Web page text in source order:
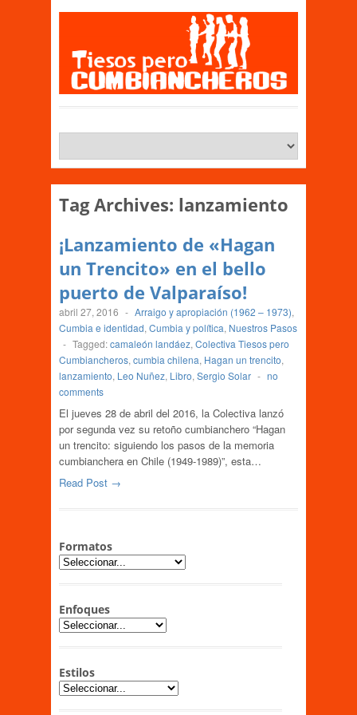
Tag Archives: lanzamiento
¡Lanzamiento de «Hagan
un Trencito» en el bello
puerto de Valparaíso!
abril 27, 2016 - Arraigo y apropiación (1962 – 1973),
Cumbia e identidad, Cumbia y política, Nuestros Pasos
- Tagged:camaleón landáez, Colectiva Tiesos pero
Cumbiancheros, cumbia chilena, Hagan un trencito,
lanzamiento, Leo Nuñez, Libro, Sergio Solar - no
comments
El jueves 28 de abril del 2016, la Colectiva lanzó
por segunda vez su retoño cumbianchero “Hagan
un trencito: siguiendo los pasos de la memoria
cumbianchera en Chile (1949-1989)”, esta…
Read Post →
Formatos
Enfoques
Estilos